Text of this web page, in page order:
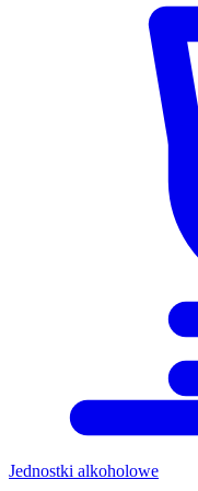
Jednostki alkoholowe